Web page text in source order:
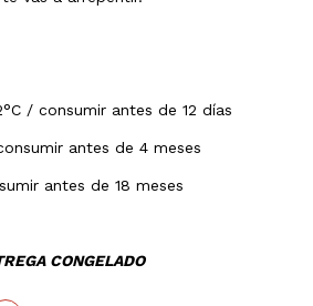
/ consumir antes de 12 días
antes de 4 meses
antes de 18 meses
CONGELADO